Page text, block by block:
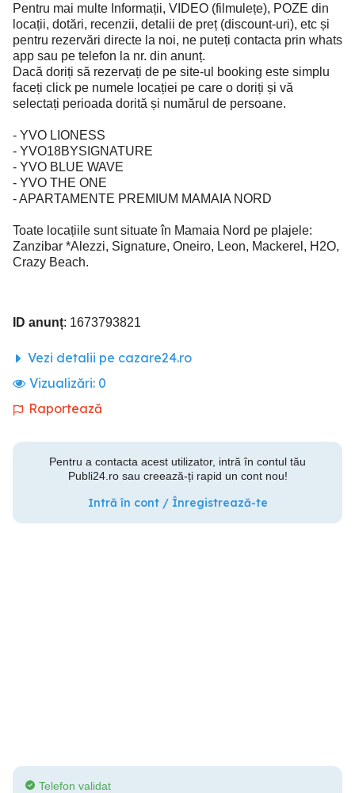
Pentru mai multe Informații, VIDEO (filmulețe), POZE din
locații, dotări, recenzii, detalii de preț (discount-uri), etc și
pentru rezervări directe la noi, ne puteți contacta prin whats
app sau pe telefon la nr. din anunț.
Dacă doriți să rezervați de pe site-ul booking este simplu
faceți click pe numele locației pe care o doriți și vă
selectați perioada dorită și numărul de persoane.
- YVO LIONESS
- YVO18BYSIGNATURE
- YVO BLUE WAVE
- YVO THE ONE
- APARTAMENTE PREMIUM MAMAIA NORD
Toate locațiile sunt situate în Mamaia Nord pe plajele:
Zanzibar *Alezzi, Signature, Oneiro, Leon, Mackerel, H2O,
Crazy Beach.
ID anunț: 1673793821
Vezi detalii pe cazare24.ro
Vizualizări: 0
Raportează
Pentru a contacta acest utilizator, intră în contul tău
Publi24.ro sau creează-ți rapid un cont nou!
Intră în cont / Înregistrează-te
Telefon validat